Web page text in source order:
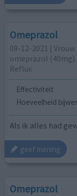
Omeprazol
09-12-2021 | Vrouw
omeprazol (40mg)
Reflux
Effectiviteit
Hoeveelheid
Als ik alles had
geef mening
Omeprazol